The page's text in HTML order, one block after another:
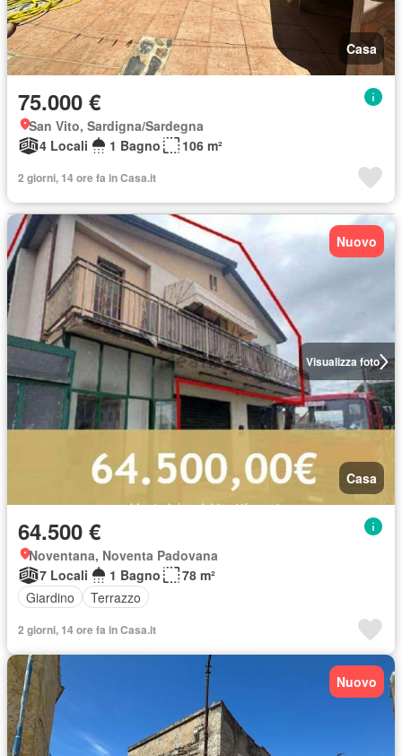
Casa
75.000 €
San Vito, Sardigna/Sardegna
4 Locali
1 Bagno 106 m²
2 giorni, 14 ore fa in Casa.it
Visualizza foto
Nuovo
Casa
64.500 €
Noventana, Noventa Padovana
7 Locali
1 Bagno
78 m²
Giardino
Terrazzo
2 giorni, 14 ore fa in Casa.it
Nuovo